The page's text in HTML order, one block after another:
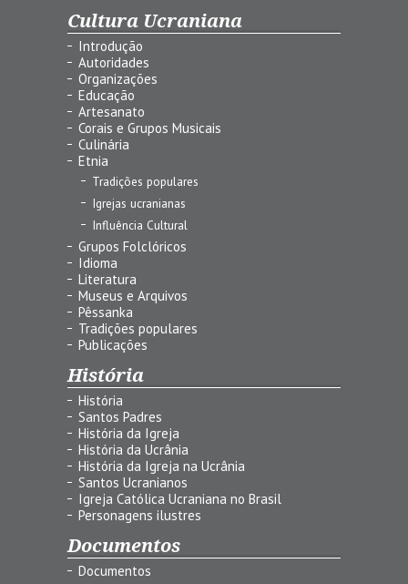
Cultura Ucraniana
Introdução
Autoridades
Organizações
Educação
Artesanato
Corais e Grupos Musicais
Culinária
Etnia
Tradições populares
Igrejas ucranianas
Influência Cultural
Grupos Folclóricos
Idioma
Literatura
Museus e Arquivos
Pêssanka
Tradições populares
Publicações
História
História
Santos Padres
História da Igreja
História da Ucrânia
História da Igreja na Ucrânia
Santos Ucranianos
Igreja Católica Ucraniana no Brasil
Personagens ilustres
Documentos
Documentos